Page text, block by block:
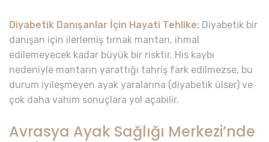
Diyabetik Danışanlar İçin Hayati Tehlike: Diyabetik bir
danışan için ilerlemiş tırnak mantarı, ihmal
edilemeyecek kadar büyük bir risktir. His kaybı
nedeniyle mantarın yarattığı tahriş fark edilmezse, bu
durum iyileşmeyen ayak yaralarına (diyabetik ülser) ve
çok daha vahim sonuçlara yol açabilir.
Avrasya Ayak Sağlığı Merkezi’nde